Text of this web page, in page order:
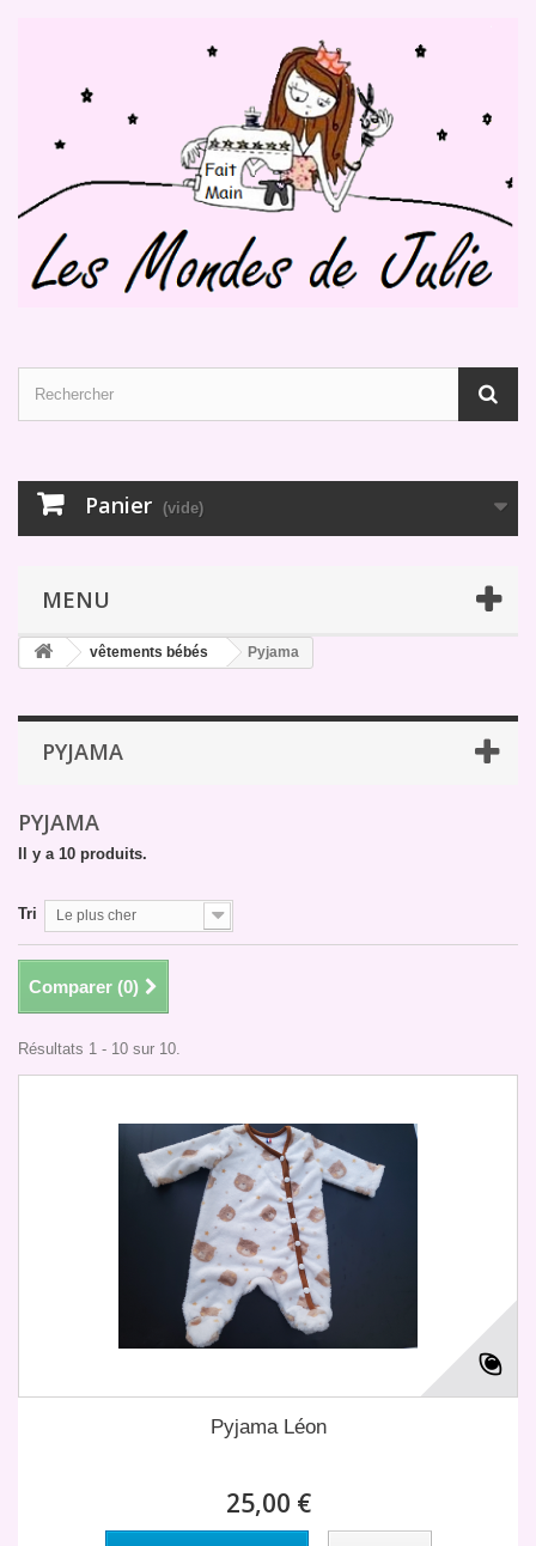
Panier (vide)
MENU
vêtements bébés Pyjama
PYJAMA
PYJAMA
Il y a 10 produits.
Tri Le plus cher
Comparer (0)
Résultats 1 - 10 sur 10.
Pyjama Léon
25,00 €